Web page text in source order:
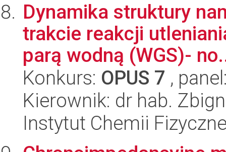
Dynamika struktury
trakcie reakcji
parą wodną (WGS)-
Konkurs: OPUS 7 ,
Kierownik: dr hab.
Instytut Chemii